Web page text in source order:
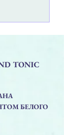
TONIC
БЕЛОГО